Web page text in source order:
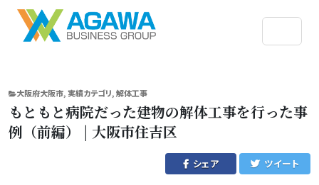
CATEGORIES
大阪府大阪市, 実績カテゴリ, 解体工事
もともと病院だった建物の解体工事を行った事
例（前編） | 大阪市住吉区
シェア ツイート